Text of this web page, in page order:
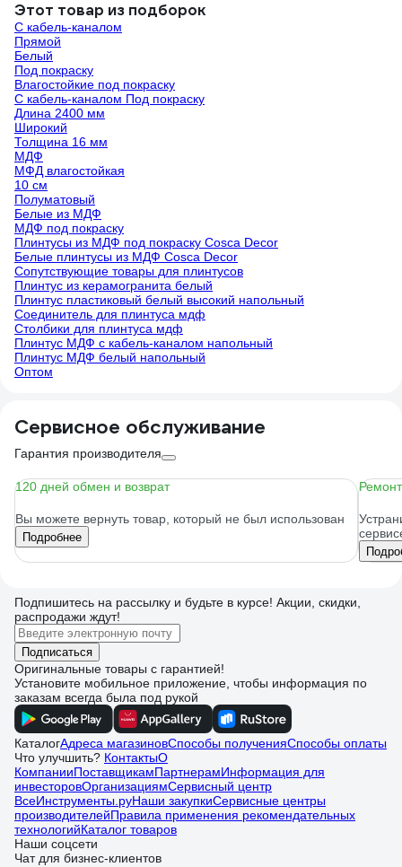
Этот товар из подборок
С кабель-каналом
Прямой
Белый
Под покраску
Влагостойкие под покраску
С кабель-каналом Под покраску
Длина 2400 мм
Широкий
Толщина 16 мм
МДФ
МФД влагостойкая
10 см
Полуматовый
Белые из МДФ
МДФ под покраску
Плинтусы из МДФ под покраску Cosca Decor
Белые плинтусы из МДФ Cosca Decor
Сопутствующие товары для плинтусов
Плинтус из керамогранита белый
Плинтус пластиковый белый высокий напольный
Соединитель для плинтуса мдф
Столбики для плинтуса мдф
Плинтус МДФ с кабель-каналом напольный
Плинтус МДФ белый напольный
Оптом
Сервисное обслуживание
Гарантия производителя
120 дней обмен и возврат
Вы можете вернуть товар, который не был использован
Подробнее
Подпишитесь на рассылку и будьте в курсе! Акции, скидки,
распродажи ждут!
Подписаться
Оригинальные товары с гарантией!
Установите мобильное приложение, чтобы информация по
заказам всегда была под рукой
КаталогАдреса магазиновСпособы полученияСпособы оплаты
Что улучшить? КонтактыО
КомпанииПоставщикамПартнерамИнформация для
инвесторовОрганизациямСервисный центр
ВсеИнструменты.руНаши закупкиСервисные центры
производителейПравила применения рекомендательных
технологийКаталог товаров
Наши соцсети
Чат для бизнес-клиентов